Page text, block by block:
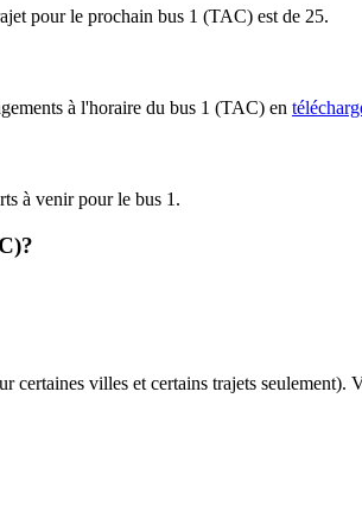
pour le prochain bus 1 (TAC) est de 25.
à l'horaire du bus 1 (TAC) en
à venir pour le bus 1.
certaines villes et certains trajets seulement).